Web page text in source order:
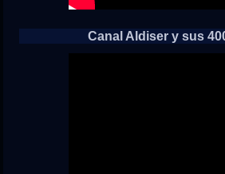
Canal Aldiser y sus